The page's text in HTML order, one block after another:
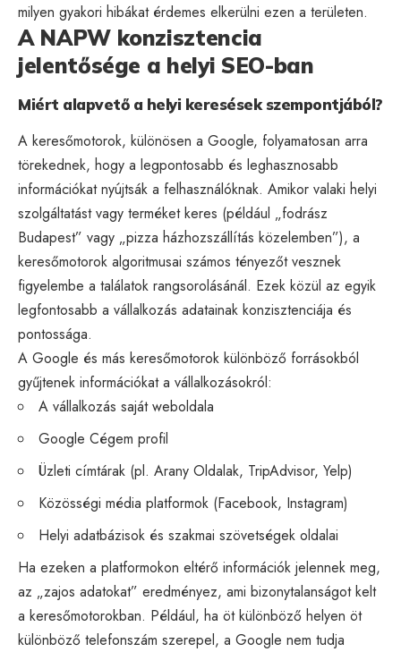
milyen gyakori hibákat érdemes elkerülni ezen a területen.
A NAPW konzisztencia
jelentősége a helyi SEO-ban
Miért alapvető a helyi keresések szempontjából?
A keresőmotorok, különösen a Google, folyamatosan arra
törekednek, hogy a legpontosabb és leghasznosabb
információkat nyújtsák a felhasználóknak. Amikor valaki helyi
szolgáltatást vagy terméket keres (például „fodrász
Budapest” vagy „pizza házhozszállítás közelemben”), a
keresőmotorok algoritmusai számos tényezőt vesznek
figyelembe a találatok rangsorolásánál. Ezek közül az egyik
legfontosabb a vállalkozás adatainak konzisztenciája és
pontossága.
A Google és más keresőmotorok különböző forrásokból
gyűjtenek információkat a vállalkozásokról:
A vállalkozás saját weboldala
Google Cégem profil
Üzleti címtárak (pl. Arany Oldalak, TripAdvisor, Yelp)
Közösségi média platformok (Facebook, Instagram)
Helyi adatbázisok és szakmai szövetségek oldalai
Ha ezeken a platformokon eltérő információk jelennek meg,
az „zajos adatokat” eredményez, ami bizonytalanságot kelt
a keresőmotorokban. Például, ha öt különböző helyen öt
különböző telefonszám szerepel, a Google nem tudja